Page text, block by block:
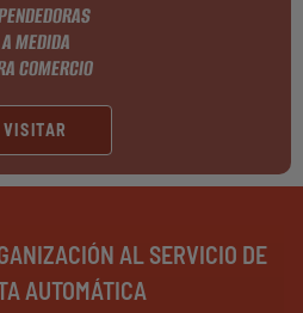
A MEDIDA
COMERCIO
VISITAR
AL SERVICIO DE
AUTOMÁTICA